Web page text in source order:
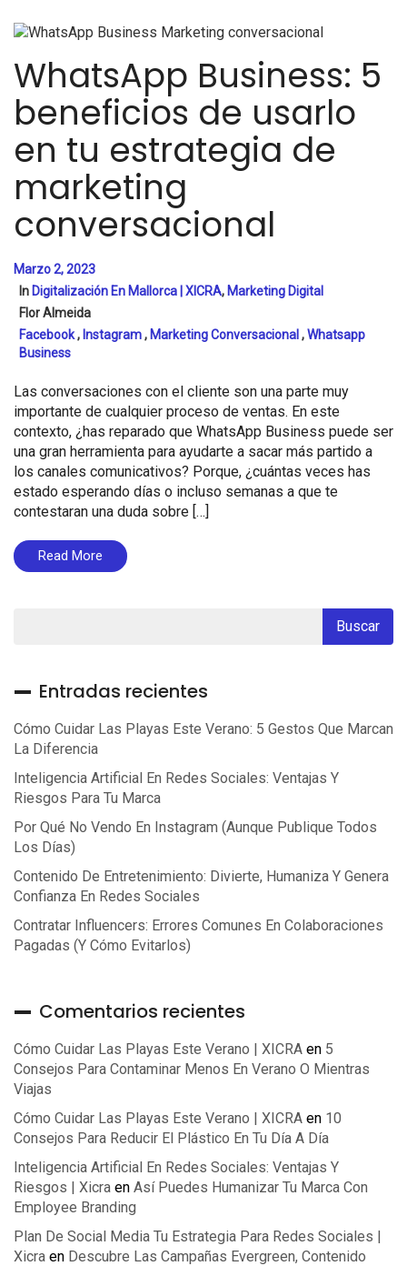
WhatsApp Business: 5
beneficios de usarlo
en tu estrategia de
marketing
conversacional
Marzo 2, 2023
In Digitalización En Mallorca | XICRA, Marketing Digital
Flor Almeida
Facebook, Instagram, Marketing Conversacional ,Whatsapp
Business
Las conversaciones con el cliente son una parte muy
importante de cualquier proceso de ventas. En este
contexto, ¿has reparado que WhatsApp Business puede ser
una gran herramienta para ayudarte a sacar más partido a
los canales comunicativos? Porque, ¿cuántas veces has
estado esperando días o incluso semanas a que te
contestaran una duda sobre […]
Read More
Entradas recientes
Cómo Cuidar Las Playas Este Verano: 5 Gestos Que Marcan
La Diferencia
Inteligencia Artificial En Redes Sociales: Ventajas Y
Riesgos Para Tu Marca
Por Qué No Vendo En Instagram (aunque Publique Todos
Los Días)
Contenido De Entretenimiento: Divierte, Humaniza Y Genera
Confianza En Redes Sociales
Contratar Influencers: Errores Comunes En Colaboraciones
Pagadas (y Cómo Evitarlos)
Comentarios recientes
Cómo Cuidar Las Playas Este Verano | XICRA en 5
Consejos Para Contaminar Menos En Verano O Mientras
Viajas
Cómo Cuidar Las Playas Este Verano | XICRA en 10
Consejos Para Reducir El Plástico En Tu Día A Día
Inteligencia Artificial En Redes Sociales: Ventajas Y
Riesgos | Xicra en Así Puedes Humanizar Tu Marca Con
Employee Branding
Plan De Social Media Tu Estrategia Para Redes Sociales |
Xicra en Descubre Las Campañas Evergreen, Contenido